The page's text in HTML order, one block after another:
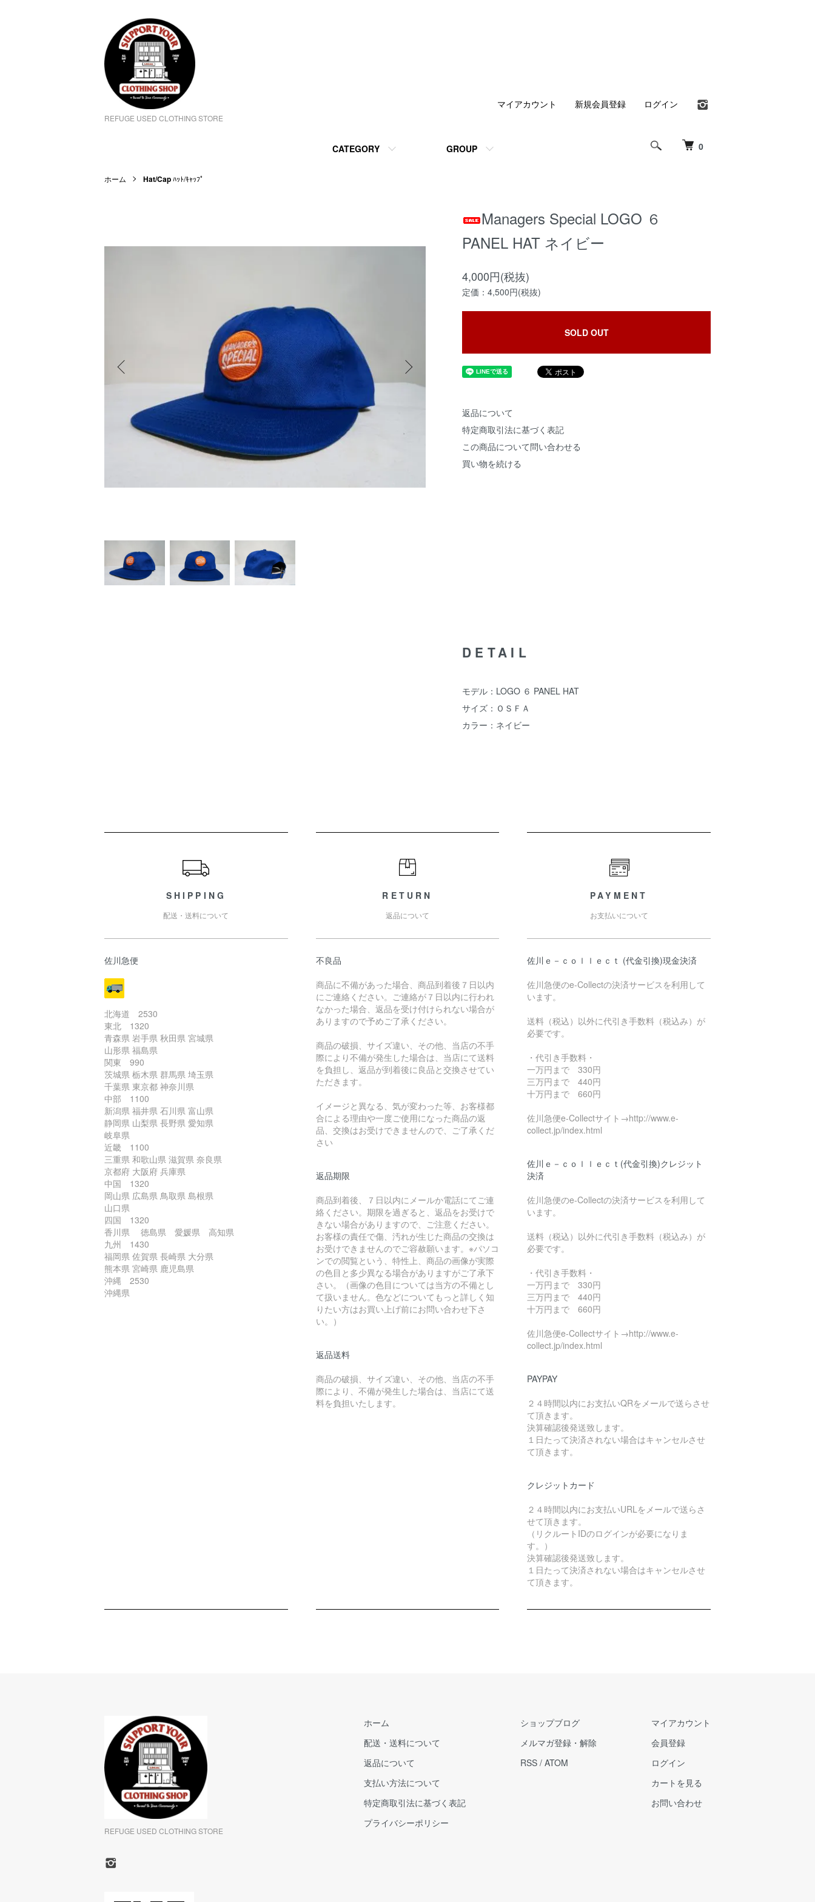
REFUGE USED CLOTHING STORE
0
CATEGORY GROUP
マイアカウント 新規会員登録 ログイン
ホーム Hat/Capﾊｯﾄ/ｷｬｯﾌﾟ
Managers Special LOGO ６
PANEL HAT ネイビー
4,000円(税抜)
定価：4,500円(税抜)
SOLD OUT
返品について
特定商取引法に基づく表記
この商品について問い合わせる
買い物を続ける
DETAIL
モデル：LOGO ６ PANEL HAT
サイズ：ＯＳＦＡ
カラー：ネイビー
SHIPPING
配送・送料について
佐川急便
北海道 2530
東北 1320
青森県 岩手県 秋田県 宮城県
山形県 福島県
関東 990
茨城県 栃木県 群馬県 埼玉県
千葉県 東京都 神奈川県
中部 1100
新潟県 福井県 石川県 富山県
静岡県 山梨県 長野県 愛知県
岐阜県
近畿 1100
三重県 和歌山県 滋賀県 奈良県
京都府 大阪府 兵庫県
中国 1320
岡山県 広島県 鳥取県 島根県
山口県
四国 1320
香川県 徳島県 愛媛県 高知県
九州 1430
福岡県 佐賀県 長崎県 大分県
熊本県 宮崎県 鹿児島県
沖縄 2530
沖縄県
RETURN
返品について
不良品
商品に不備があった場合、商品到着後７日以内
にご連絡ください。ご連絡が７日以内に行われ
なかった場合、返品を受け付けられない場合が
ありますので予めご了承ください。
商品の破損、サイズ違い、その他、当店の不手
際により不備が発生した場合は、当店にて送料
を負担し、返品が到着後に良品と交換させてい
ただきます。
イメージと異なる、気が変わった等、お客様都
合による理由や一度ご使用になった商品の返
品、交換はお受けできませんので、ご了承くだ
さい
返品期限
商品到着後、７日以内にメールか電話にてご連
絡ください。期限を過ぎると、返品をお受けで
きない場合がありますので、ご注意ください。
お客様の責任で傷、汚れが生じた商品の交換は
お受けできませんのでご容赦願います。※パソコ
ンでの閲覧という、特性上、商品の画像が実際
の色目と多少異なる場合がありますがご了承下
さい。（画像の色目については当方の不備とし
て扱いません。色などについてもっと詳しく知
りたい方はお買い上げ前にお問い合わせ下さ
い。）
返品送料
商品の破損、サイズ違い、その他、当店の不手
際により、不備が発生した場合は、当店にて送
料を負担いたします。
PAYMENT
お支払いについて
佐川ｅ－ｃｏｌｌｅｃｔ (代金引換)現金決済
佐川急便のe-Collectの決済サービスを利用して
います。
送料（税込）以外に代引き手数料（税込み）が
必要です。
・代引き手数料・
一万円まで 330円
三万円まで 440円
十万円まで 660円
佐川急便e-Collectサイト→http://www.e-
collect.jp/index.html
佐川ｅ－ｃｏｌｌｅｃｔ(代金引換)クレジット
決済
佐川急便のe-Collectの決済サービスを利用して
います。
送料（税込）以外に代引き手数料（税込み）が
必要です。
・代引き手数料・
一万円まで 330円
三万円まで 440円
十万円まで 660円
佐川急便e-Collectサイト→http://www.e-
collect.jp/index.html
PAYPAY
２４時間以内にお支払いQRをメールで送らさせ
て頂きます。
決算確認後発送致します。
１日たって決済されない場合はキャンセルさせ
て頂きます。
クレジットカード
２４時間以内にお支払いURLをメールで送らさ
せて頂きます。
（リクルートIDのログインが必要になりま
す。）
決算確認後発送致します。
１日たって決済されない場合はキャンセルさせ
て頂きます。
REFUGE USED CLOTHING STORE
ホーム
配送・送料について
返品について
支払い方法について
特定商取引法に基づく表記
プライバシーポリシー
ショップブログ
メルマガ登録・解除
RSS / ATOM
マイアカウント
会員登録
ログイン
カートを見る
お問い合わせ